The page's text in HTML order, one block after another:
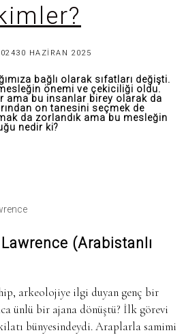
30 HAZIRAN 2025
bağlı olarak sıfatları değişti.
önemi ve çekiciliği oldu.
ama bu insanlar birey olarak da
on tanesini seçmek de
da zorlandık ama bu mesleğin
nedir ki?
(Arabistanlı
ünlü bir ajana dönüştü? İlk görevi
bünyesindeydi. Araplarla samimi